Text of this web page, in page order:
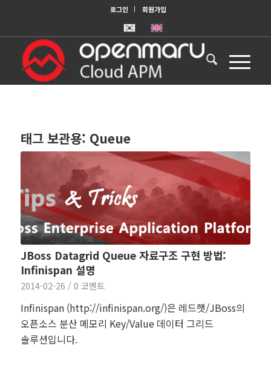
로그인 회원가입
태그 보관용: Queue
JBoss Datagrid Queue 자료구조 구현 방법:
Infinispan 설명
2014-02-26 / 0 코멘트
Infinispan (http://infinispan.org/)은 레드햇/JBoss의
오픈소스 분산 메모리 Key/Value 데이터 그리드
솔루션입니다.